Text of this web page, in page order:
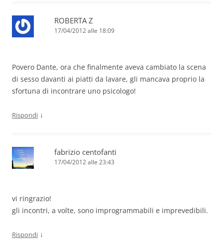
ROBERTA Z
17/04/2012 alle 18:09
Povero Dante, ora che finalmente aveva cambiato la scena
di sesso davanti ai piatti da lavare, gli mancava proprio la
sfortuna di incontrare uno psicologo!
Rispondi ↓
fabrizio centofanti
17/04/2012 alle 23:43
vi ringrazio!
gli incontri, a volte, sono improgrammabili e imprevedibili.
Rispondi ↓